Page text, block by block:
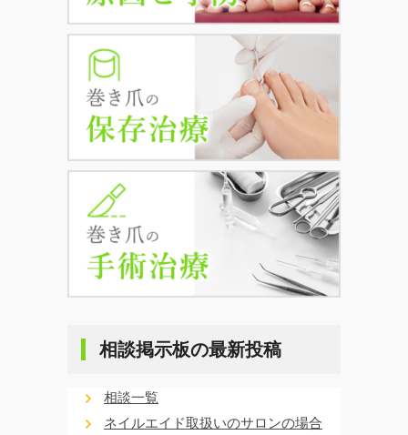
相談掲示板の最新投稿
相談一覧
ネイルエイド取扱いのサロンの場合